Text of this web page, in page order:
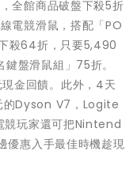
全館商品破盤下殺5折
電競滑鼠，搭配「PO
殺64折，只要5,490
盤滑鼠組」75折。
金回饋。此外，4天
的Dyson V7，Logite
競玩家還可把Nintend
優惠入手最佳時機趁現